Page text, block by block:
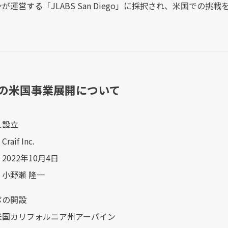
運営する「JLABS San Diego」に採択され、米国での挑戦
米国事業展開について
立
Inc.
年10月4日
野瀨 隆一
開設
カリフォルニア州アーバイン